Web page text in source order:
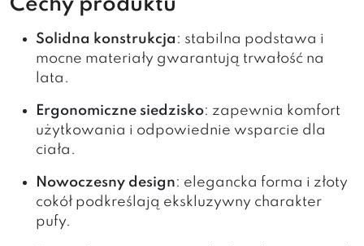
Cechy produktu
Solidna konstrukcja : stabilna podstawa i
mocne materiały gwarantują trwałość na
lata.
Ergonomiczne siedzisko: zapewnia komfort
użytkowania i odpowiednie wsparcie dla
ciała.
Nowoczesny design: elegancka forma i złoty
cokół podkreślają ekskluzywny charakter
pufy.